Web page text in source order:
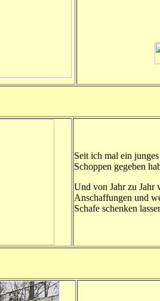
Seit ich mal ein
Schoppen gegeben
Und von Jahr zu Jahr
Anschaffungen und
Schafe schenken